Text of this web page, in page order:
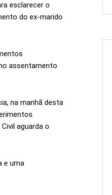
esclarecer o
do ex-marido
assentamento
na manhã desta
aguarda o
e uma